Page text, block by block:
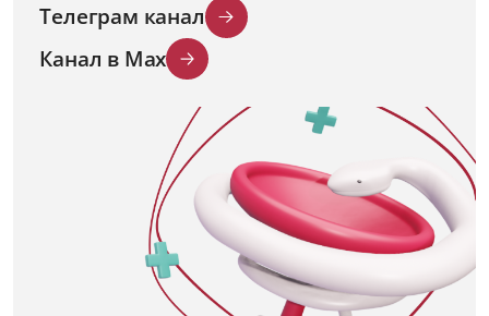
Телеграм канал
Канал в Max